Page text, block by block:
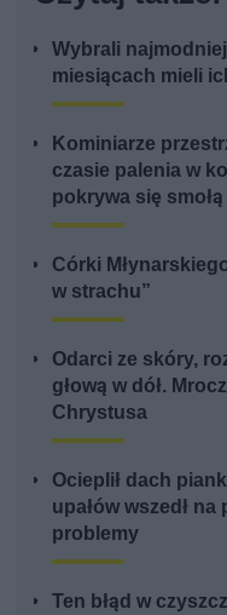
Wybrali
miesiącach mieli
Kominiarze
czasie palenia w
pokrywa się smołą
Córki
w strachu”
Odarci ze skóry,
głową w dół.
Chrystusa
Ocieplił dach
upałów wszedł na
problemy
Ten błąd w